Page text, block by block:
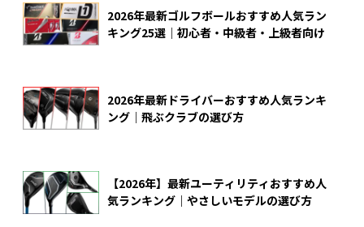
2026年最新ゴルフボールおすすめ人気ラン
キング25選｜初心者・中級者・上級者向け
2026年最新ドライバーおすすめ人気ランキ
ング｜飛ぶクラブの選び方
【2026年】最新ユーティリティおすすめ人
気ランキング｜やさしいモデルの選び方